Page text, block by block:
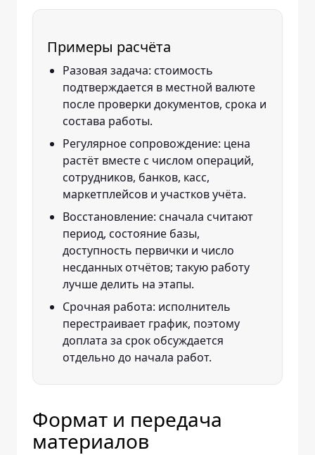
Примеры расчёта
Разовая задача: стоимость
подтверждается в местной валюте
после проверки документов, срока и
состава работы.
Регулярное сопровождение: цена
растёт вместе с числом операций,
сотрудников, банков, касс,
маркетплейсов и участков учёта.
Восстановление: сначала считают
период, состояние базы,
доступность первички и число
несданных отчётов; такую работу
лучше делить на этапы.
Срочная работа: исполнитель
перестраивает график, поэтому
доплата за срок обсуждается
отдельно до начала работ.
Формат и передача
материалов